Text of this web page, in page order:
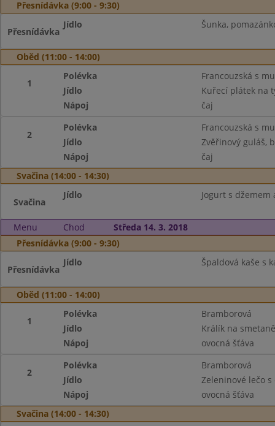
Přesnídávka (9:00 - 9:30)
Přesnídávka
Jídlo Šunka,
Oběd (11:00 - 14:00)
1
Polévka
Francouzská s
Jídlo
Kuřecí plátek na
Nápoj
čaj
2
Polévka
Francouzská s
Jídlo
Zvěřinový guláš,
Nápoj
čaj
Svačina (14:00 - 14:30)
Svačina
Jídlo Jogurt s džemem
Menu Chod
Středa 14. 3. 2018
Přesnídávka (9:00 - 9:30)
Přesnídávka
Jídlo Špaldová kaše s
Oběd (11:00 - 14:00)
1
Polévka
Bramborová
Jídlo
Králík na
Nápoj
ovocná šťáva
2
Polévka
Bramborová
Jídlo
Zeleninové lečo
Nápoj
ovocná šťáva
Svačina (14:00 - 14:30)